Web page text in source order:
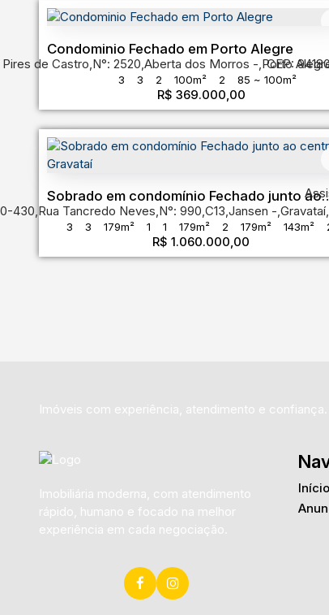
Condominio Fechado em Porto Alegre
R$ 369.000,00
de Castro,N°: 2520,Aberta dos Morros ,Porto
3 3 2 100m² 2 85 ~ 100m²
CEP:
Sobrado em condomínio Fechado junto ao
centro de Gravataí
R$ 1.060.000,00
430,Rua Tancredo Neves,N°: 990,C13,Jansen ,Gravataí,
3 3 179m² 1 1 179m² 2 179m² 143m²
6m
6m
Imóveis com experiência, atendimento e confiança.
Imobiliária moderna, com atendimento
rápido, humano e focado na melhor
experiência em cada negociação.
Início